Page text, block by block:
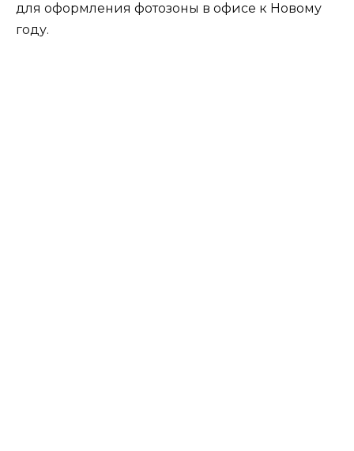
для оформления фотозоны в офисе к Новому
году.